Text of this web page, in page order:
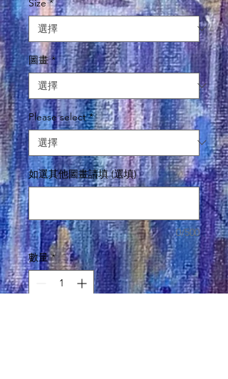
格
Size *
圖畫 *
Please select *
如選其他圖畫請填 (選填)
0/500
數量 *